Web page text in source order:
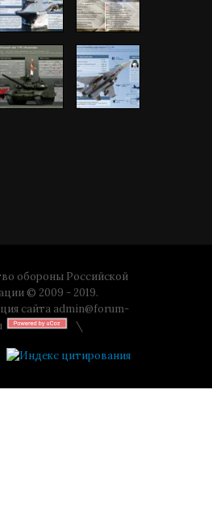
обороны Российской
© 2009 - 2019.
сайта admin@forum-